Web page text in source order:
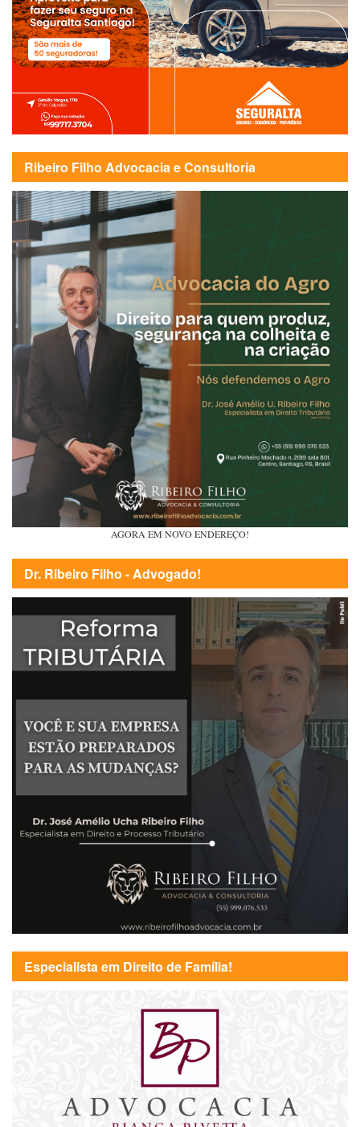
Ribeiro Filho Advocacia e Consultoria
AGORA EM NOVO ENDEREÇO!
Dr. Ribeiro Filho - Advogado!
Especialista em Direito de Família!